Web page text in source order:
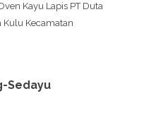
Kayu Lapis PT Duta
Kulu Kecamatan
Sedayu